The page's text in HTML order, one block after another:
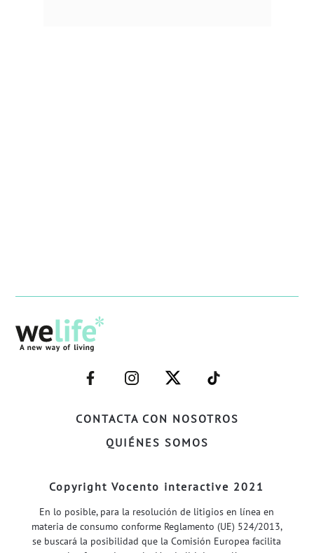
CONTACTA CON NOSOTROS
QUIÉNES SOMOS
–
FACEBOOK–
–
INSTAGRAM–
–
TWITTER–
–
WELIFE–
Copyright Vocento interactive 2021
En lo posible, para la resolución de litigios en línea en
materia de consumo conforme Reglamento (UE) 524/2013,
se buscará la posibilidad que la Comisión Europea facilita